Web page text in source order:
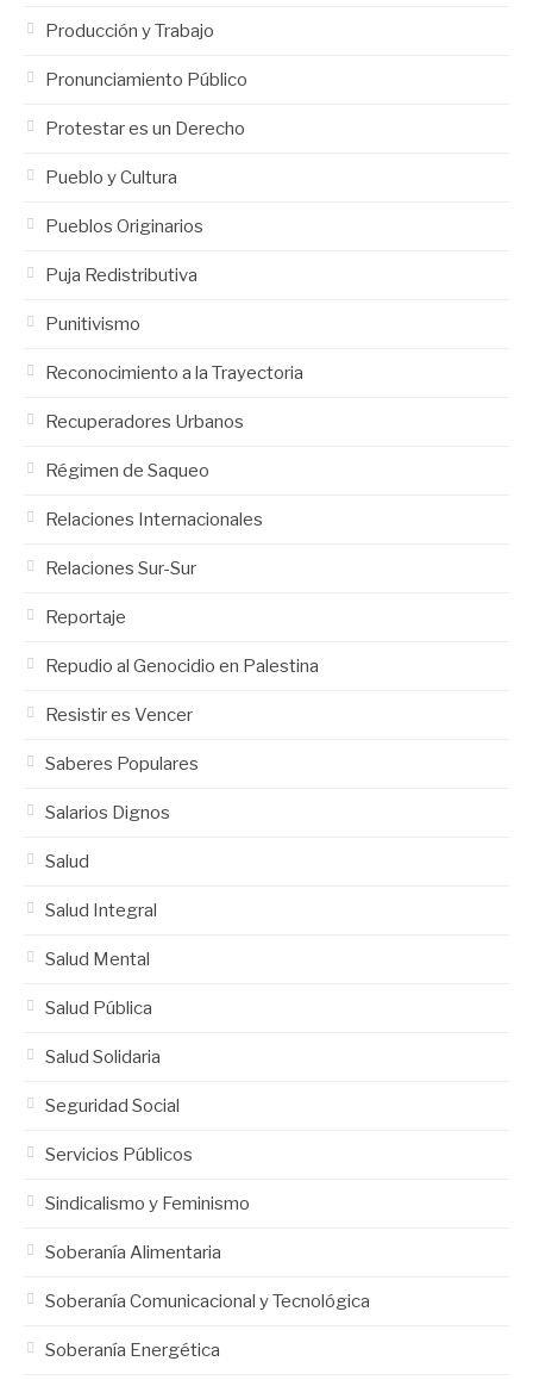
Producción y Trabajo
Pronunciamiento Público
Protestar es un Derecho
Pueblo y Cultura
Pueblos Originarios
Puja Redistributiva
Punitivismo
Reconocimiento a la Trayectoria
Recuperadores Urbanos
Régimen de Saqueo
Relaciones Internacionales
Relaciones Sur-Sur
Reportaje
Repudio al Genocidio en Palestina
Resistir es Vencer
Saberes Populares
Salarios Dignos
Salud
Salud Integral
Salud Mental
Salud Pública
Salud Solidaria
Seguridad Social
Servicios Públicos
Sindicalismo y Feminismo
Soberanía Alimentaria
Soberanía Comunicacional y Tecnológica
Soberanía Energética